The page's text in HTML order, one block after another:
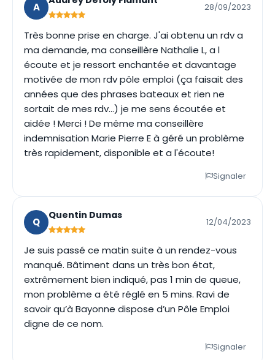
A 28/09/2023
Très bonne prise en charge. J'ai obtenu un rdv a
ma demande, ma conseillère Nathalie L, a l
écoute et je ressort enchantée et davantage
motivée de mon rdv pôle emploi (ça faisait des
années que des phrases bateaux et rien ne
sortait de mes rdv...) je me sens écoutée et
aidée ! Merci ! De même ma conseillère
indemnisation Marie Pierre E à géré un problème
très rapidement, disponible et a l'écoute!
Signaler
Q
Quentin Dumas
12/04/2023
Je suis passé ce matin suite à un rendez-vous
manqué. Bâtiment dans un très bon état,
extrêmement bien indiqué, pas 1 min de queue,
mon problème a été réglé en 5 mins. Ravi de
savoir qu’à Bayonne dispose d’un Pôle Emploi
digne de ce nom.
Signaler